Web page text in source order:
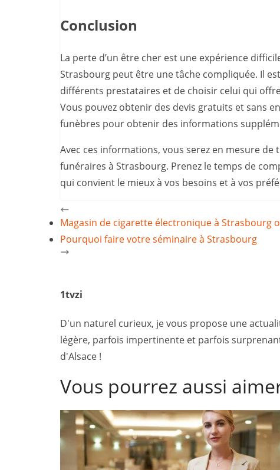
Conclusion
La perte d’un être cher est une expérience
Strasbourg peut être une tâche compliquée. Il
différents prestataires et de choisir celui qui
Vous pouvez obtenir des devis gratuits et sans
funèbres pour obtenir des informations
Avec ces informations, vous serez en mesure
funéraires à Strasbourg. Prenez le temps de
qui convient le mieux à vos besoins et à vos
Magasin de cigarette électronique à Strasbourg
Pourquoi faire votre séminaire à Strasbourg
1tvzi
D'un naturel curieux, je vous propose une
légère, parfois impertinente et parfois
d'Alsace !
Vous pourrez aussi